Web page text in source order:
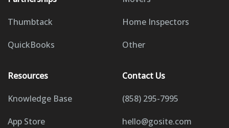
Thumbtack
QuickBooks
Home Inspectors
Other
Resources
Knowledge Base
App Store
Contact Us
(858) 295-7995
hello@gosite.com